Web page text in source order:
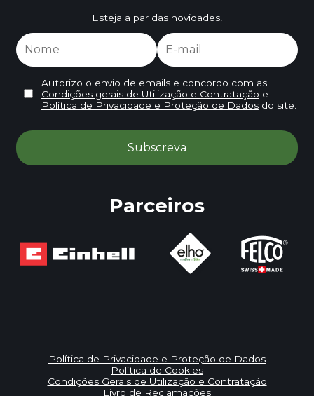
Esteja a par das novidades!
Autorizo o envio de emails e concordo com as
Condições gerais de Utilização e Contratação e
Política de Privacidade e Proteção de Dadosdo site.
Parceiros
Política de Privacidade e Proteção de Dados
Política de Cookies
Condições Gerais de Utilização e Contratação
Livro de Reclamações